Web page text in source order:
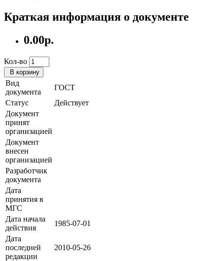
Краткая информация о документе
0.00р.
Кол-во
В корзину
Вид
документа
ГОСТ
Статус
Действует
Документ
принят
организацией
Документ
внесен
организацией
Разработчик
документа
Дата
принятия в
МГС
Дата начала
действия
1985-07-01
Дата
последней
редакции
2010-05-26